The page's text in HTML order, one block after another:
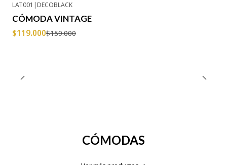
-25% OFF
LAT001 |DECOBLACK
CÓMODA VINTAGE
$119.000$159.000
CÓMODAS